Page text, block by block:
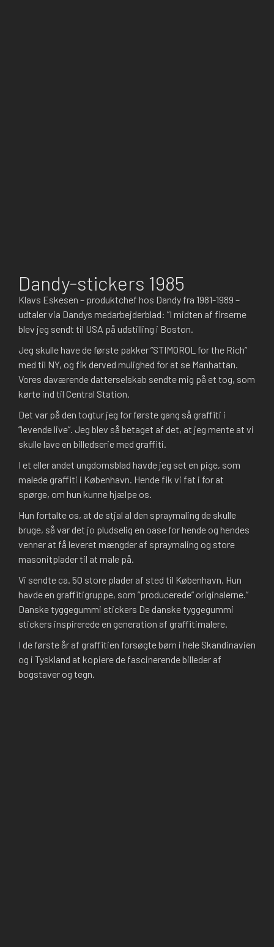
Dandy-stickers 1985
Klavs Eskesen – produktchef hos Dandy fra 1981-1989 –
udtaler via Dandys medarbejderblad: ”I midten af firserne
blev jeg sendt til USA på udstilling i Boston.
Jeg skulle have de første pakker ”STIMOROL for the Rich”
med til NY, og fik derved mulighed for at se Manhattan.
Vores daværende datterselskab sendte mig på et tog, som
kørte ind til Central Station.
Det var på den togtur jeg for første gang så graffiti i
”levende live”. Jeg blev så betaget af det, at jeg mente at vi
skulle lave en billedserie med graffiti.
I et eller andet ungdomsblad havde jeg set en pige, som
malede graffiti i København. Hende fik vi fat i for at
spørge, om hun kunne hjælpe os.
Hun fortalte os, at de stjal al den spraymaling de skulle
bruge, så var det jo pludselig en oase for hende og hendes
venner at få leveret mængder af spraymaling og store
masonitplader til at male på.
Vi sendte ca. 50 store plader af sted til København. Hun
havde en graffitigruppe, som ”producerede” originalerne.”
Danske tyggegummi stickers De danske tyggegummi
stickers inspirerede en generation af graffitimalere.
I de første år af graffitien forsøgte børn i hele Skandinavien
og i Tyskland at kopiere de fascinerende billeder af
bogstaver og tegn.